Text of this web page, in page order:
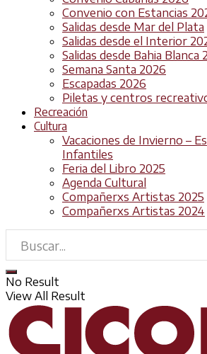
Convenio con Estancias
Salidas desde Mar del Plata
Salidas desde el Interior
Salidas desde Bahia Blanca
Semana Santa 2026
Escapadas 2026
Piletas y centros
Recreación
Cultura
Vacaciones de Invierno –
Infantiles
Feria del Libro 2025
Agenda Cultural
Compañerxs Artistas 2025
Compañerxs Artistas 2024
No Result
View All Result